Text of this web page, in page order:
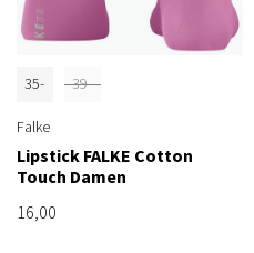
35-
39-
Falke
Lipstick FALKE Cotton
Touch Damen
16,00